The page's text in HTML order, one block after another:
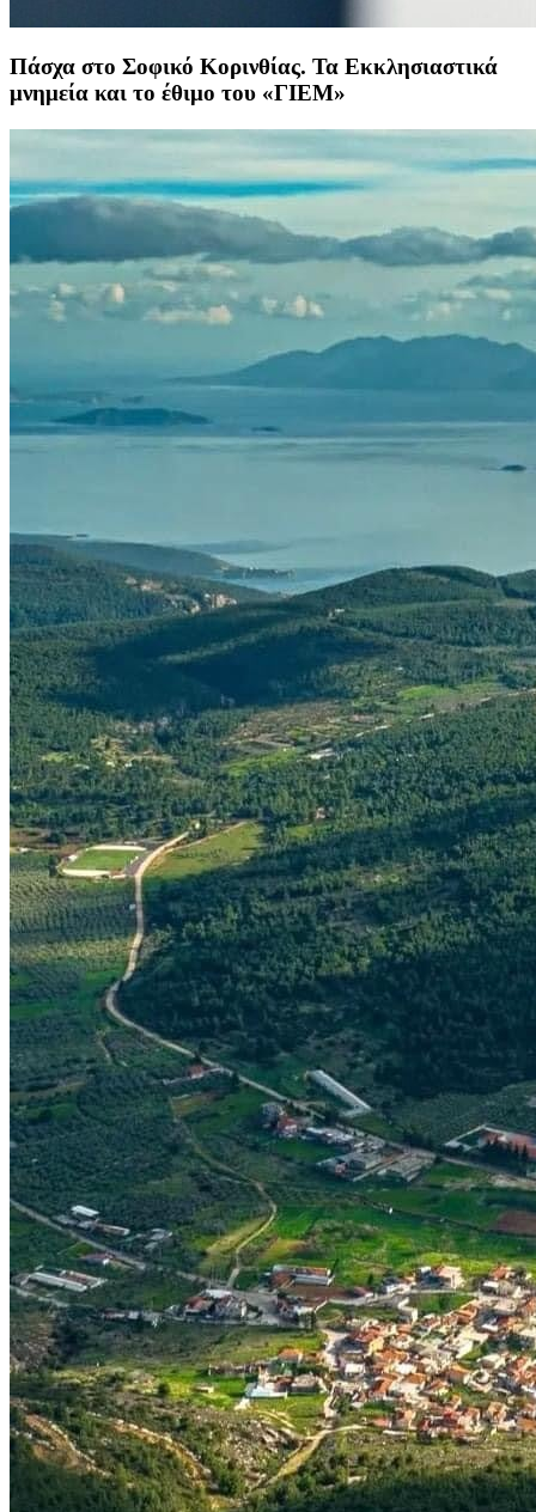
Πάσχα στο Σοφικό Κορινθίας. Τα Εκκλησιαστικά
μνημεία και το έθιμο του «ΓΙΕΜ»